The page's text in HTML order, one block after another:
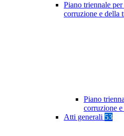
Piano triennale
corruzione e della
Piano
corruzione
Atti generali 53